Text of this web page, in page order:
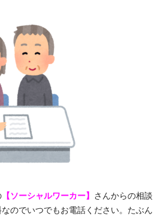
【ソーシャルワーカー】 さんからの相談
のでいつでもお電話ください。たぶん